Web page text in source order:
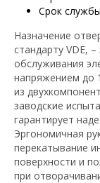
Срок службы
Назначение
стандарту VDE,
обслуживания
напряжением до
из
заводские
гарантирует
Эргономичная
перекатывание
поверхности и
при